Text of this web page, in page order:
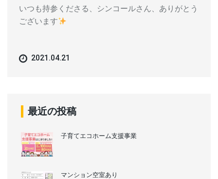
いつも持参くださる、シンコールさん、ありがとう
ございます
2021.04.21
最近の投稿
子育てエコホーム支援事業
マンション空室あり